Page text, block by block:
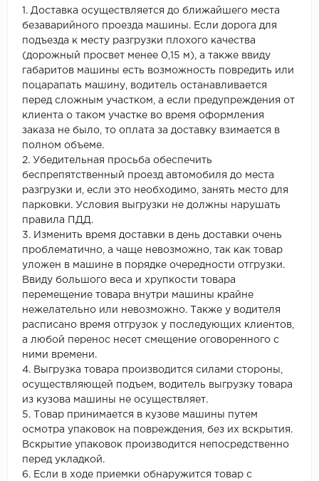
1. Доставка осуществляется до ближайшего места
безаварийного проезда машины. Если дорога для
подъезда к месту разгрузки плохого качества
(дорожный просвет менее 0,15 м), а также ввиду
габаритов машины есть возможность повредить или
поцарапать машину, водитель останавливается
перед сложным участком, а если предупреждения от
клиента о таком участке во время оформления
заказа не было, то оплата за доставку взимается в
полном объеме.
2. Убедительная просьба обеспечить
беспрепятственный проезд автомобиля до места
разгрузки и, если это необходимо, занять место для
парковки. Условия выгрузки не должны нарушать
правила ПДД.
3. Изменить время доставки в день доставки очень
проблематично, а чаще невозможно, так как товар
уложен в машине в порядке очередности отгрузки.
Ввиду большого веса и хрупкости товара
перемещение товара внутри машины крайне
нежелательно или невозможно. Также у водителя
расписано время отгрузок у последующих клиентов,
а любой перенос несет смещение оговоренного с
ними времени.
4. Выгрузка товара производится силами стороны,
осуществляющей подъем, водитель выгрузку товара
из кузова машины не осуществляет.
5. Товар принимается в кузове машины путем
осмотра упаковок на повреждения, без их вскрытия.
Вскрытие упаковок производится непосредственно
перед укладкой.
6. Если в ходе приемки обнаружится товар с